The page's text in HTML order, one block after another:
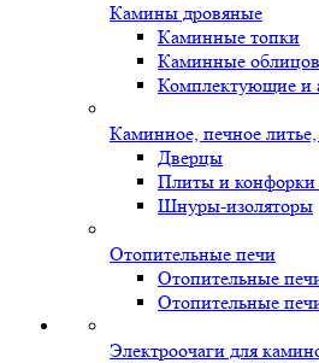
Камины дровяные
Каминные топки
Каминные
Комплектующие и
Каминное, печное
Дверцы
Плиты и конфорки
Шнуры-изоляторы
Отопительные печи
Отопительные
Отопительные
Электроочаги для